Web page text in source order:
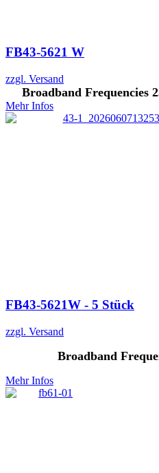
FB43-5621 W
zzgl. Versand
Broadband Frequencies
Mehr Infos
FB43-5621W - 5 Stück
zzgl. Versand
Broadband
Mehr Infos